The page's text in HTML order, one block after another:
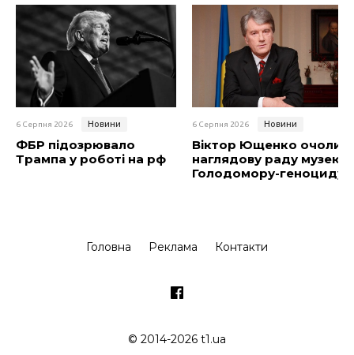
6 Серпня 2026 Новини
ФБР підозрювало
Трампа у роботі на рф
6 Серпня 2026 Новини
Віктор Ющенко очолив
наглядову раду музею
Голодомору-геноциду
Головна Реклама Контакти
© 2014-2026 t1.ua